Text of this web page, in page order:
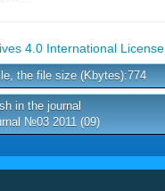
4.0 International License
the file size (Kbytes):774
in the journal
№03 2011 (09)